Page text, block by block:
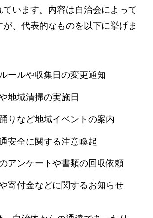
ています。内容は自治会によって
が、代表的なものを以下に挙げま
ールや収集日の変更通知
地域清掃の実施日
りなど地域イベントの案内
安全に関する注意喚起
アンケートや書類の回収依頼
寄付金などに関するお知らせ